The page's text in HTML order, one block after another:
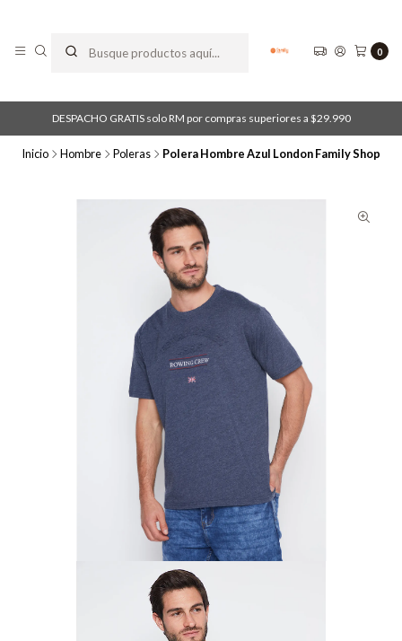
0
DESPACHO GRATIS solo RM por compras superiores a $29.990
Inicio Hombre Poleras Polera Hombre Azul London Family Shop